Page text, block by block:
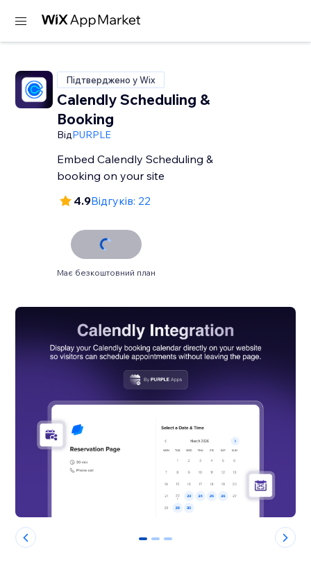
Підтверджено у Wix
Calendly Scheduling &
Booking
ВідPURPLE
Embed Calendly Scheduling &
booking on your site
4.9Відгуків: 22
Має безкоштовний план
0 1 2